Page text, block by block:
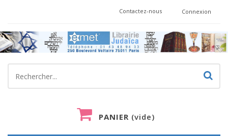
Connexion
Contactez-nous
PANIER (vide)